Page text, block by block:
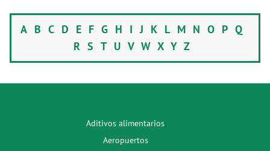
A B C D E F G H IJ K L M N O P Q
R S T U V W X Y Z
Aditivos alimentarios
Aeropuertos